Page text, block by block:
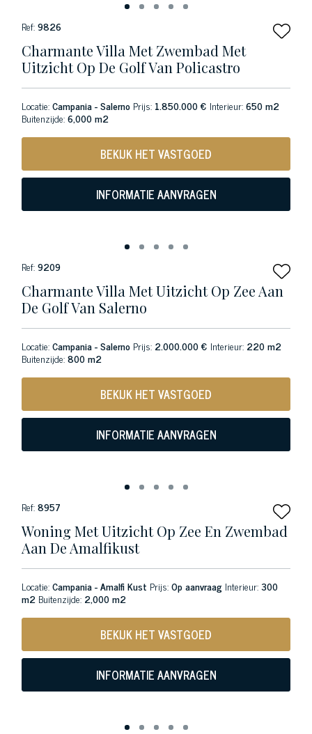
Ref:9826
Charmante Villa Met Zwembad Met
Uitzicht Op De Golf Van Policastro
Locatie:Campania - Salerno Prijs: 1.850.000 € Interieur:650 m2
Buitenzijde:6,000 m2
BEKIJK HET VASTGOED
INFORMATIE AANVRAGEN
Ref:9209
Charmante Villa Met Uitzicht Op Zee Aan
De Golf Van Salerno
Locatie:Campania - Salerno Prijs: 2.000.000 € Interieur: 220 m2
Buitenzijde:800 m2
BEKIJK HET VASTGOED
INFORMATIE AANVRAGEN
Ref:8957
Woning Met Uitzicht Op Zee En Zwembad
Aan De Amalfikust
Locatie:Campania - Amalfi Kust Prijs:Op aanvraag Interieur:300
m2 Buitenzijde: 2,000 m2
BEKIJK HET VASTGOED
INFORMATIE AANVRAGEN